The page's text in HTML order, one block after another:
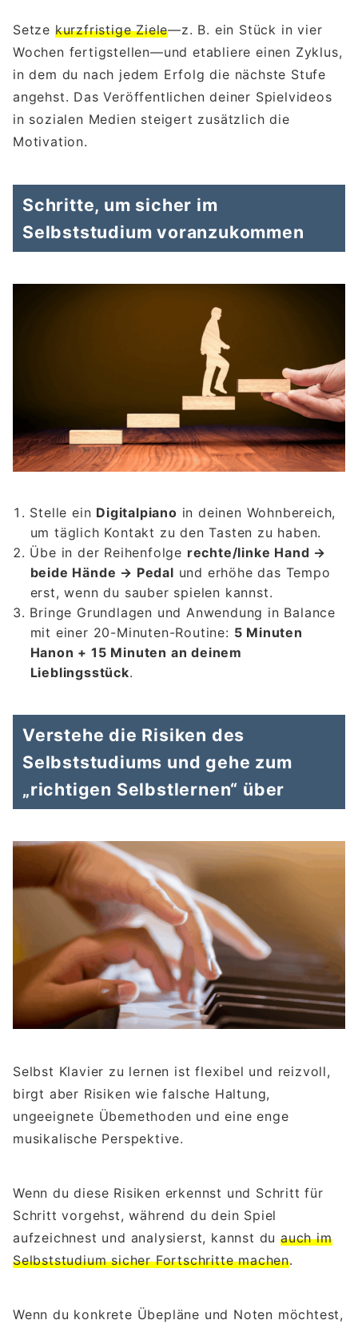
Setze kurzfristige Ziele—z. B. ein Stück in vier
Wochen fertigstellen—und etabliere einen Zyklus,
in dem du nach jedem Erfolg die nächste Stufe
angehst. Das Veröffentlichen deiner Spielvideos
in sozialen Medien steigert zusätzlich die
Motivation.
Schritte, um sicher im
Selbststudium voranzukommen
Stelle ein Digitalpiano in deinen Wohnbereich,
um täglich Kontakt zu den Tasten zu haben.
Übe in der Reihenfolge rechte/linke Hand →
beide Hände → Pedal und erhöhe das Tempo
erst, wenn du sauber spielen kannst.
Bringe Grundlagen und Anwendung in Balance
mit einer 20-Minuten-Routine: 5 Minuten
Hanon + 15 Minuten an deinem
Lieblingsstück.
Verstehe die Risiken des
Selbststudiums und gehe zum
„richtigen Selbstlernen“ über
Selbst Klavier zu lernen ist flexibel und reizvoll,
birgt aber Risiken wie falsche Haltung,
ungeeignete Übemethoden und eine enge
musikalische Perspektive.
Wenn du diese Risiken erkennst und Schritt für
Schritt vorgehst, während du dein Spiel
aufzeichnest und analysierst, kannst du auch im
Selbststudium sicher Fortschritte machen.
Wenn du konkrete Übepläne und Noten möchtest,